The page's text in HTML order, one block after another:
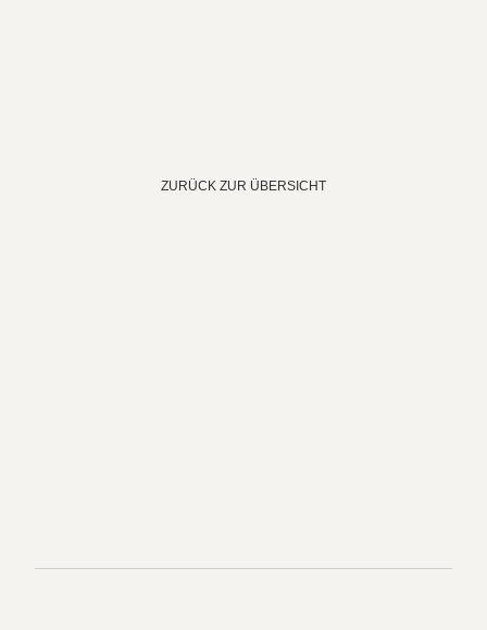
ZURÜCK ZUR ÜBERSICHT